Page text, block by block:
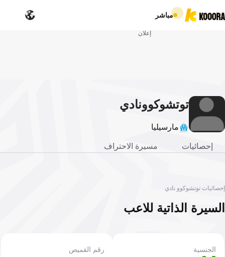
مباشر
إعلان
توتشوكوونادي
مارسيليا
إحصائيات مسيرة الاحتراف
إحصائيات توتشوكوو نادي
السيرة الذاتية للاعب
الجنسية رقم القميص